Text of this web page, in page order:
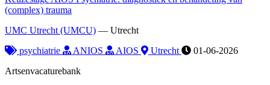
(complex) trauma
UMC Utrecht (UMCU) — Utrecht
psychiatrie
ANIOS AIOS Utrecht
01-06-2026
Artsenvacaturebank